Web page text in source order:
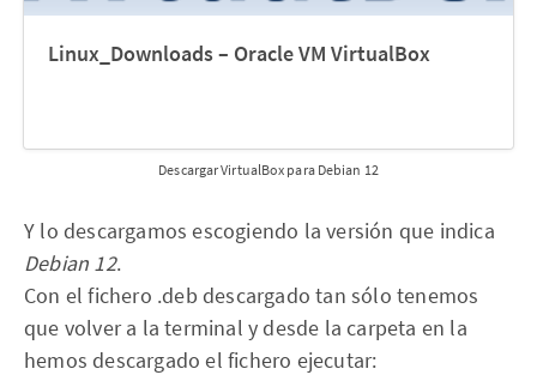
Linux_Downloads – Oracle VM VirtualBox
Descargar VirtualBox para Debian 12
Y lo descargamos escogiendo la versión que indica
Debian 12.
Con el fichero .deb descargado tan sólo tenemos
que volver a la terminal y desde la carpeta en la
hemos descargado el fichero ejecutar: